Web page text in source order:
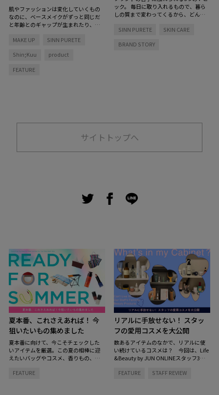
肌やファッションは変化していくもの
なのに、ベースメイクがずっと同じだ
と年齢とのギャップが生まれたり、な
ねて隠すのではなく、艶やカラーを操
人に似合う洗練肌。肌に優しい3ブラン
ベースメイク作りをレッスン！
MAKE UP SINN PURETE
Shin;Kuu product
FEATURE
ック。
毎日に取り入れるもので、暮ら
しの質まで変わってくるから、どんな
か、そのストーリーにも耳を傾けたい
SINN PURETE SKIN CARE
BRAND STORY
サイトトップへ
夏本番、これさえあれば！ 今
狙いたいもの集めました
夏本番に向けて、今こそチェックした
いアイテムを厳選。この夏の相棒に迎
えたいバッグやコスメ、香りもの、イ
プをご紹介します。
FEATURE
リアルに手放せない！ スタッ
フの愛用コスメを大公開
数あるアイテムのなかで、リアルに使
い続けているコスメは？ 今回は、Life
&Beauty by JUN ONLINEスタッフ3名
キンケアからヘアケアまで、毎日の定
FEATURE STAFF REVIEW